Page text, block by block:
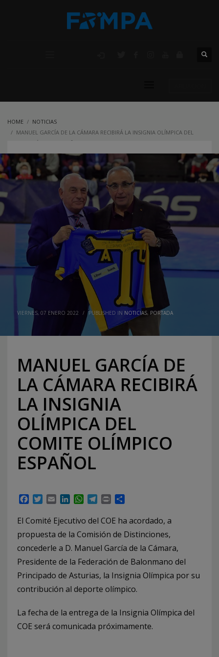
HOME
NOTICIAS
MANUEL GARCÍA DE LA CÁMARA RECIBIRÁ LA INSIGNIA OLÍMPICA DEL
COMITE OLÍMPICO ESPAÑOL
VIERNES, 07 ENERO 2022 / PUBLISHED IN NOTICIAS, PORTADA
MANUEL GARCÍA DE
LA CÁMARA RECIBIRÁ
LA INSIGNIA
OLÍMPICA DEL
COMITE OLÍMPICO
ESPAÑOL
Facebook
TwitterEmailLinkedInWhatsApp
Telegram
Print
El Comité Ejecutivo del COE ha acordado, a
propuesta de la Comisión de Distinciones,
concederle a D. Manuel García de la Cámara,
Presidente de la Federación de Balonmano del
Principado de Asturias, la Insignia Olímpica por su
contribución al deporte olímpico.
La fecha de la entrega de la Insignia Olímpica del
COE será comunicada próximamente.